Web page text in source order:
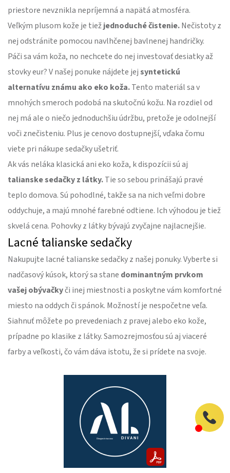
priestore nevznikla nepríjemná a napätá atmosféra.
Veľkým plusom kože je tiežjednoduché čistenie.Nečistoty z
nej odstránite pomocou navlhčenej bavlnenej handričky.
Páči sa vám koža, no nechcete do nej investovať desiatky až
stovky eur? V našej ponuke nájdete jejsyntetickú
alternatívu známu ako eko koža.Tento materiál sa v
mnohých smeroch podobá na skutočnú kožu. Na rozdiel od
nej má ale o niečo jednoduchšiu údržbu, pretože je odolnejší
voči znečisteniu. Plus je cenovo dostupnejší, vďaka čomu
viete pri nákupe sedačky ušetriť.
Ak vás neláka klasická ani eko koža, k dispozícii sú aj
talianske sedačky z látky.Tie so sebou prinášajú pravé
teplo domova. Sú pohodlné, takže sa na nich veľmi dobre
oddychuje, a majú mnohé farebné odtiene. Ich výhodou je tiež
skvelá cena. Pohovky z látky bývajú zvyčajne najlacnejšie.
Lacné talianske sedačky
Nakupujte lacné talianske sedačky z našej ponuky. Vyberte si
nadčasový kúsok, ktorý sa stane dominantným prvkom
vašej obývačkyči inej miestnosti a poskytne vám komfortné
miesto na oddych či spánok. Možností je nespočetne veľa.
Siahnuť môžete po prevedeniach z pravej alebo eko kože,
prípadne po klasike z látky. Samozrejmosťou sú aj viaceré
farby a veľkosti, čo vám dáva istotu, že si prídete na svoje.